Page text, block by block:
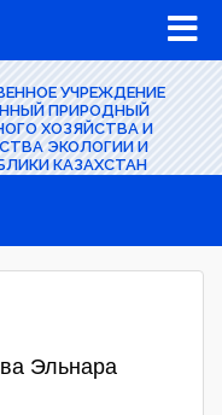
УЧРЕЖДЕНИЕ
ПРИРОДНЫЙ
ХОЗЯЙСТВА И
ЭКОЛОГИИ И
КАЗАХСТАН
Эльнара